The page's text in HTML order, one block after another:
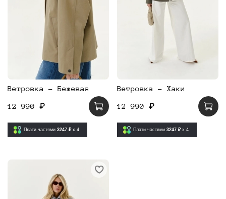
Ветровка - Бежевая
12 990 ₽
Плати частями 3247 ₽ x 4
Ветровка - Хаки
12 990 ₽
Плати частями 3247 ₽ x 4